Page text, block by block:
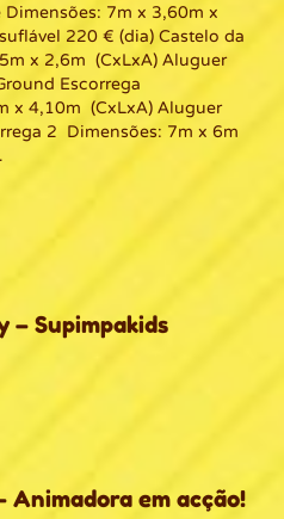
7m x 3,60m x
220 € (dia) Castelo da
x 2,6m (CxLxA) Aluguer
Escorrega
x 4,10m (CxLxA) Aluguer
2 Dimensões: 7m x 6m
– Supimpakids
Animadora em acção!